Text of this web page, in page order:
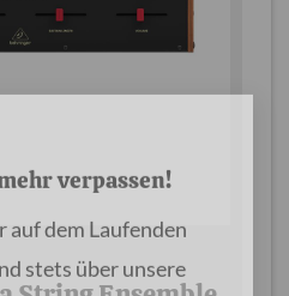
dem Laufenden